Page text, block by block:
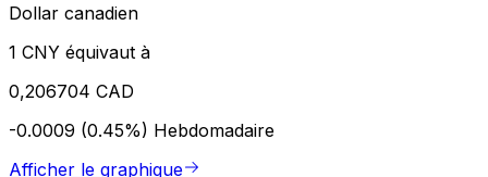
Dollar canadien
1 CNY équivaut à
0,206704 CAD
-0.0009 (0.45%) Hebdomadaire
Afficher le graphique